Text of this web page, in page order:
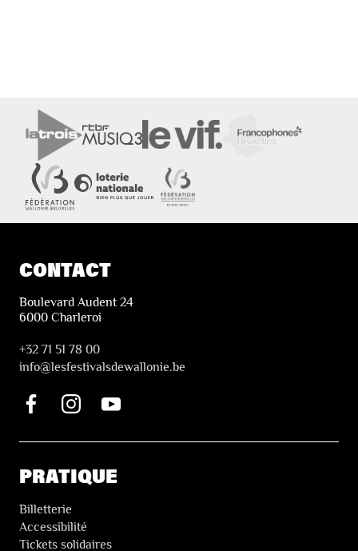
CONTACT
Boulevard Audent 24
6000 Charleroi
+32 71 51 78 00
info@lesfestivalsdewallonie.be
PRATIQUE
Billetterie
Accessibilité
Tickets solidaires